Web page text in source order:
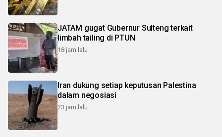
JATAM gugat Gubernur Sulteng terkait
limbah tailing di PTUN
18 jam lalu
Iran dukung setiap keputusan Palestina
dalam negosiasi
23 jam lalu